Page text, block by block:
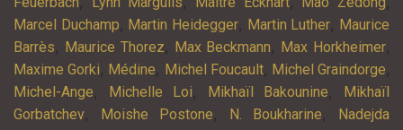
Marcel Duchamp, Martin Heidegger, Martin Luther, Maurice
Barrès, Maurice Thorez, Max Beckmann, Max Horkheimer,
Maxime Gorki, Médine, Michel Foucault, Michel Graindorge,
Michel-Ange, Michelle Loi, Mikhaïl Bakounine,
Mikhaïl
Gorbatchev, Moishe Postone, N. Boukharine,
Nadejda